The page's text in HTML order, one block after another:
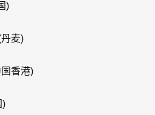
)
丹麦)
香港)
)